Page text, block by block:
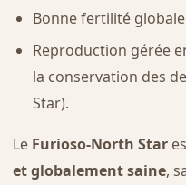
Bonne fertilité
Reproduction gérée
la conservation des
Star).
Le Furioso-North Star
et globalement saine,